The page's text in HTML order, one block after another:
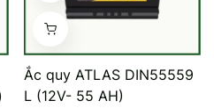
Ắc quy ATLAS DIN55559
L (12V- 55 AH)